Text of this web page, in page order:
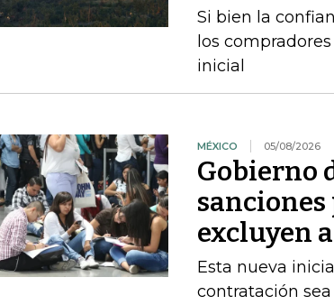
Si bien la
los
inicial
MÉXICO 05/08/2026
Gobierno
sanciones
excluyen
Esta nueva
contratación